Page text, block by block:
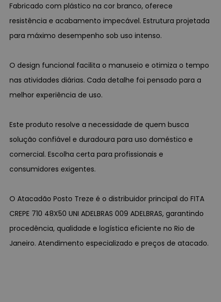
Fabricado com plástico na cor branco, oferece
resistência e acabamento impecável. Estrutura projetada
para máximo desempenho sob uso intenso.
O design funcional facilita o manuseio e otimiza o tempo
nas atividades diárias. Cada detalhe foi pensado para a
melhor experiência de uso.
Este produto resolve a necessidade de quem busca
solução confiável e duradoura para uso doméstico e
comercial. Escolha certa para profissionais e
consumidores exigentes.
O Atacadão Posto Treze é o distribuidor principal do FITA
CREPE 710 48X50 UNI ADELBRAS 009 ADELBRAS, garantindo
procedência, qualidade e logística eficiente no Rio de
Janeiro. Atendimento especializado e preços de atacado.